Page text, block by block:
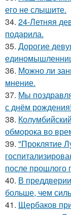
его не слышите.
34. 24-Летняя
подарила.
35. Дорогие
36. Можно ли
мнение.
37. Мы
с днём рождения!
38.
обморока во
39. "Проклятие
после прошлого
40. В
больше, чем
41. Щербаков